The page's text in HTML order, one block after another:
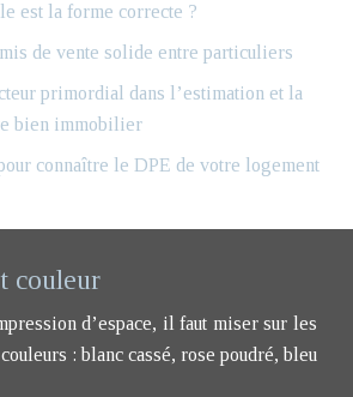
est la forme correcte ?
de vente solide entre particuliers
primordial dans l’estimation et la
bien immobilier
connaître le DPE de votre logement
couleur
d’espace, il faut miser sur les
: blanc cassé, rose poudré, bleu